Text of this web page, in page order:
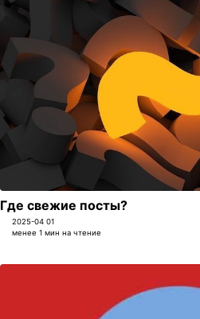
Где свежие посты?
2025-04 01
менее 1 мин на чтение